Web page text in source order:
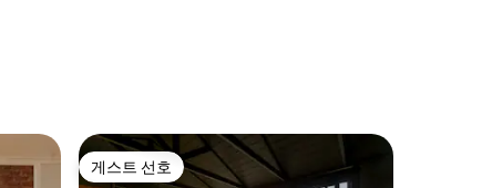
게스트 선호
게스트 선호